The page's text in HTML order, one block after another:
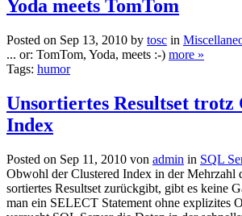
Yoda meets TomTom
Posted on Sep 13, 2010 by tosc in
... or: TomTom, Yoda, meets :-) more »
Tags: humor
Unsortiertes Resultset trotz
Index
Posted on Sep 11, 2010 von admin in SQL
Obwohl der Clustered Index in der Mehrzahl
sortiertes Resultset zurückgibt, gibt es keine
man ein SELECT Statement ohne explizites